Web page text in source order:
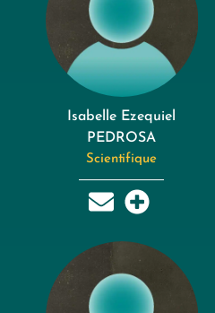
Isabelle Ezequiel
PEDROSA
Scientifique